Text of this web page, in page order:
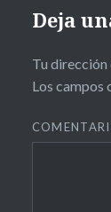
Deja
Tu dirección
Los campos